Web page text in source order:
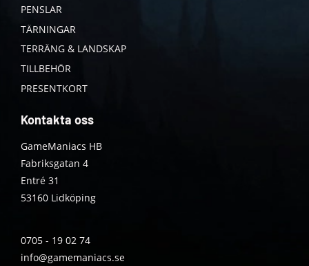
PENSLAR
TÄRNINGAR
TERRÄNG & LANDSKAP
TILLBEHÖR
PRESENTKORT
Kontakta oss
GameManiacs HB
Fabriksgatan 4
Entré 31
53160 Lidköping
0705 - 19 02 74
info@gamemaniacs.se